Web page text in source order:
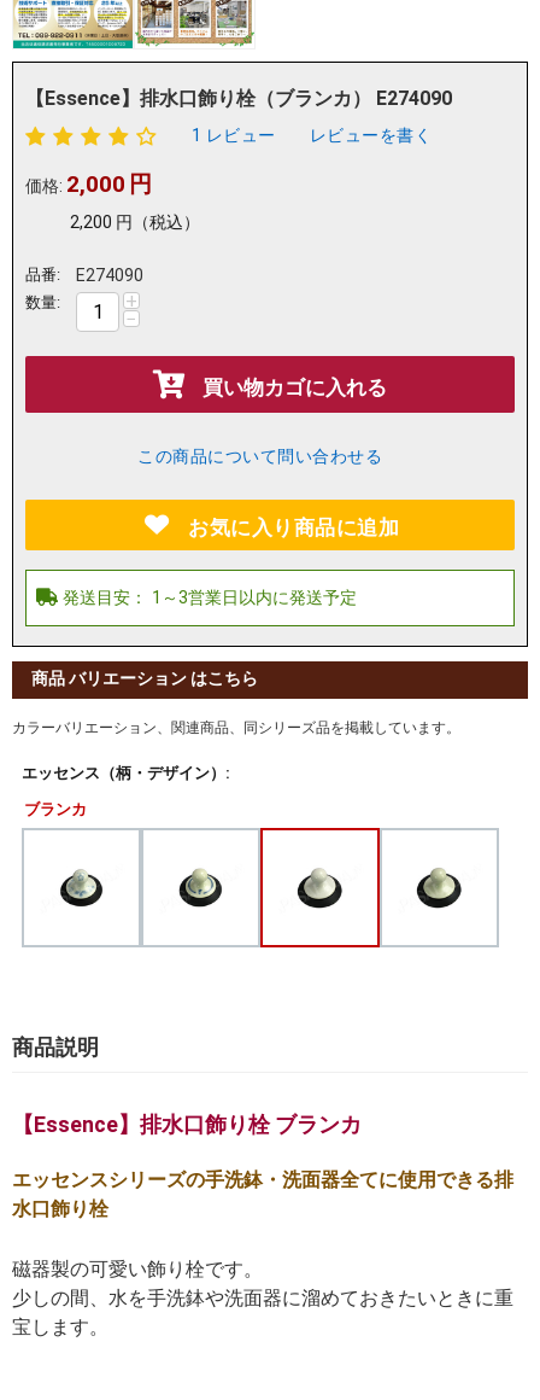
【Essence】排水口飾り栓（ブランカ） E274090
1 レビュー レビューを書く
価格: 2,000 円
2,200 円 （税込）
品番: E274090
数量: +
−
買い物カゴに入れる
この商品について問い合わせる
お気に入り商品に追加
商品 バリエーション はこちら
カラーバリエーション、関連商品、同シリーズ品を掲載しています。
エッセンス（柄・デザイン）:
ブランカ
商品説明
【Essence】排水口飾り栓 ブランカ
エッセンスシリーズの手洗鉢・洗面器全てに使用できる排
水口飾り栓
磁器製の可愛い飾り栓です。
少しの間、水を手洗鉢や洗面器に溜めておきたいときに重
宝します。